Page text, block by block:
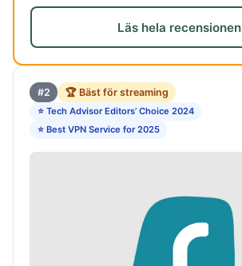
Läs hela recensionen
#2 🏆 Bäst för streaming
⭐ Tech Advisor Editors’ Choice 2024
⭐ Best VPN Service for 2025